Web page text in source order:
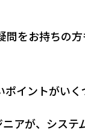
をお持ちの
イントがいく
アが、システ